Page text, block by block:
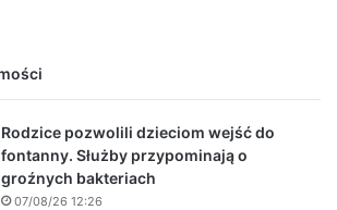
Rodzice pozwolili dzieciom wejść do
fontanny. Służby przypominają o
groźnych bakteriach
07/08/26 12:26